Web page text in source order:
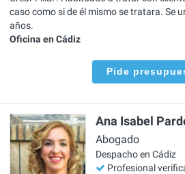
caso como si de él mismo se tratara. Se
años.
Oficina en Cádiz
Pide
Ana Isabel
Abogado
Despacho en Cádiz
Profesional